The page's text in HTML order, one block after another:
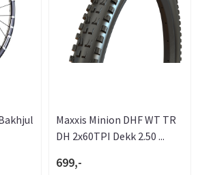
Maxxis Minion DHF WT TR
DH 2x60TPI Dekk 2.50 ...
699,-